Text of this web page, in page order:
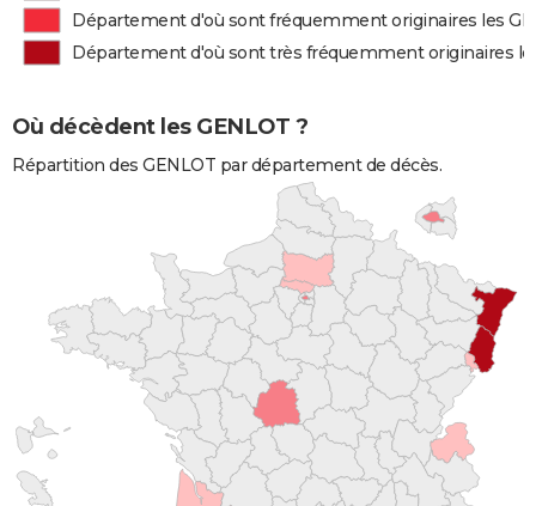
Département d'où sont fréquemment originaires les
Département d'où sont très fréquemment originaires
Où décèdent les GENLOT ?
Répartition des GENLOT par département de décès.